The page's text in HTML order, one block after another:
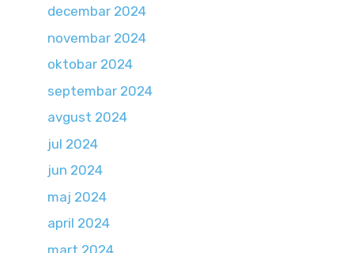
decembar 2024
novembar 2024
oktobar 2024
septembar 2024
avgust 2024
jul 2024
jun 2024
maj 2024
april 2024
mart 2024